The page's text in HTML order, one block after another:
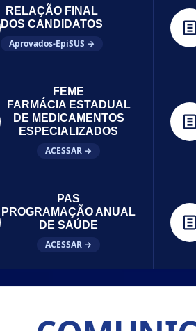
RELAÇÃO FINAL
DOS CANDIDATOS
Aprovados-EpiSUS →
FEME
FARMÁCIA ESTADUAL
DE MEDICAMENTOS
ESPECIALIZADOS
ACESSAR →
PAS
PROGRAMAÇÃO ANUAL
DE SAÚDE
ACESSAR →